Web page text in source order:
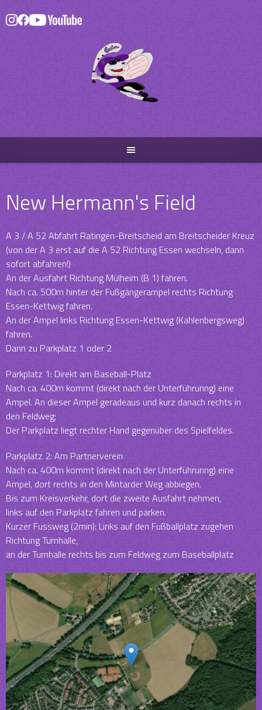
Skip
to
content
New Hermann's Field
A 3 / A 52 Abfahrt Ratingen-Breitscheid am Breitscheider Kreuz
(von der A 3 erst auf die A 52 Richtung Essen wechseln, dann
sofort abfahren!)
An der Ausfahrt Richtung Mülheim (B 1) fahren.
Nach ca. 500m hinter der Fußgängerampel rechts Richtung
Essen-Kettwig fahren.
An der Ampel links Richtung Essen-Kettwig (Kahlenbergsweg)
fahren.
Dann zu Parkplatz 1 oder 2
Parkplatz 1: Direkt am Baseball-Platz
Nach ca. 400m kommt (direkt nach der Unterführunng) eine
Ampel. An dieser Ampel geradeaus und kurz danach rechts in
den Feldweg;
Der Parkplatz liegt rechter Hand gegenüber des Spielfeldes.
Parkplatz 2: Am Partnerverein
Nach ca. 400m kommt (direkt nach der Unterführunng) eine
Ampel, dort rechts in den Mintarder Weg abbiegen.
Bis zum Kreisverkehr, dort die zweite Ausfahrt nehmen,
links auf den Parkplatz fahren und parken.
Kurzer Fussweg (2min): Links auf den Fußballplatz zugehen
Richtung Turnhalle,
an der Turnhalle rechts bis zum Feldweg zum Baseballplatz